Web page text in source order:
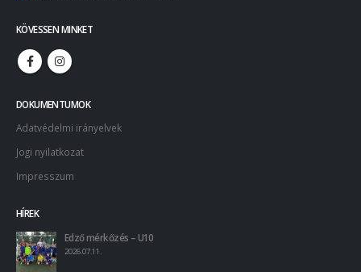
KÖVESSEN MINKET
DOKUMENTUMOK
Adatvédelmi irányelvek
Jogi nyilatkozat
Impresszum
HÍREK
Edző mérkőzés – U10
2026.07.11.